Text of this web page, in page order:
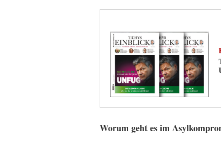
Worum geht es im